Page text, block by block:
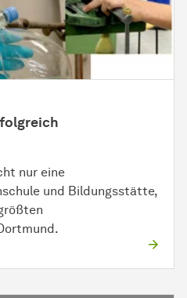
nur eine
und Bildungsstätte,